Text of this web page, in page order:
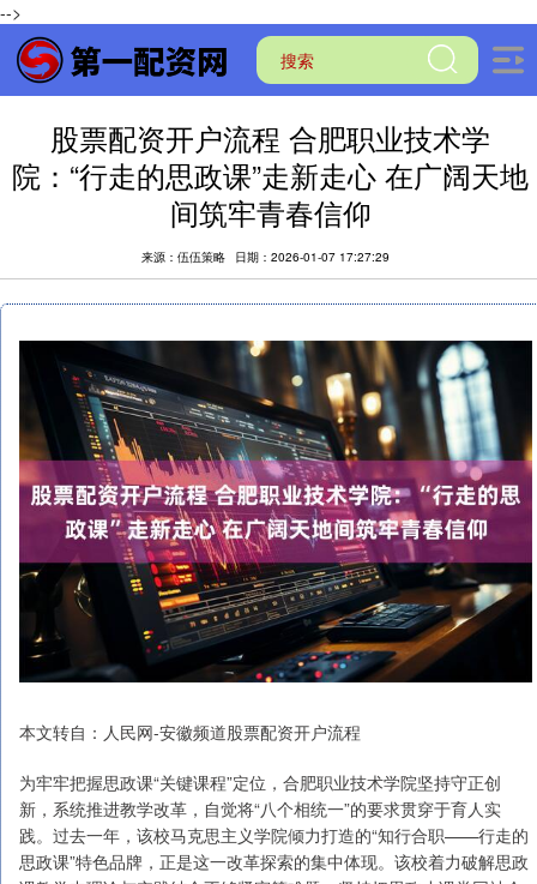
-->
股票配资开户流程 合肥职业技术学
院：“行走的思政课”走新走心 在广阔天地
间筑牢青春信仰
来源：伍伍策略 日期：2026-01-07 17:27:29
本文转自：人民网-安徽频道股票配资开户流程
为牢牢把握思政课“关键课程”定位，合肥职业技术学院坚持守正创
新，系统推进教学改革，自觉将“八个相统一”的要求贯穿于育人实
践。过去一年，该校马克思主义学院倾力打造的“知行合职——行走的
思政课”特色品牌，正是这一改革探索的集中体现。该校着力破解思政